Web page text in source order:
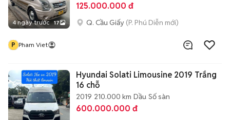
4 ngày trước 17
125.000.000 đ
Q. Cầu Giấy (P. Phú Diễn mới)
P Pham Viet
Hyundai Solati Limousine 2019 Trắng
16 chỗ
2019 210.000 km Dầu Số sàn
600.000.000 đ